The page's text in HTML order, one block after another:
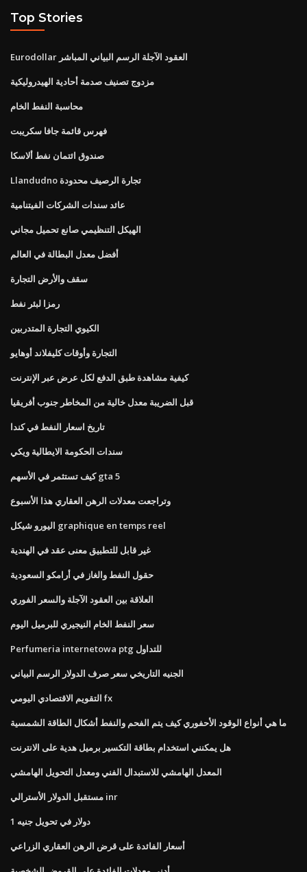
Top Stories
Eurodollar العقود الآجلة الرسم البياني المباشر
مزدوج تصنيف صدمة أحادية الهيدروليكية
محاسبة النفط الخام
فهرس قائمة جافا سكريبت
صندوق ائتمان نفط ألاسكا
Llandudno تجارة الرصيف محدودة
عائد سندات الشركات الفيتنامية
الهيكل التنظيمي صانع تحميل مجاني
أفضل معدل البطالة في العالم
سقف والأرض التجارة
رمزا لبئر نفط
الكيوي التجارة المتدربين
التجارة وأوقات كليفلاند أوهايو
كيفية مشاهدة طبق الدفع لكل عرض عبر الإنترنت
قبل الضريبة معدل خالية من المخاطر جنوب أفريقيا
تاريخ اسعار النفط في كندا
سندات الحكومة الايطالية ويكي
كيف تستثمر في الأسهم gta 5
وتراجعت معدلات الرهن العقاري هذا الأسبوع
اليورو شيكل graphique en temps reel
غير قابل للتطبيق معنى عقد في الهندية
حقول النفط والغاز في أرامكو السعودية
العلاقة بين العقود الآجلة والسعر الفوري
سعر النفط الخام النيجيري للبرميل اليوم
Perfumeria internetowa ptg للتداول
الجنيه التاريخي سعر صرف الدولار الرسم البياني
التقويم الاقتصادي اليومي fx
ما هي أنواع الوقود الأحفوري كيف يتم الفحم والنفط أشكال الطاقة الشمسية
هل يمكنني استخدام بطاقة التكسير برميل هدية على الانترنت
المعدل الهامشي للاستبدال الفني ومعدل التحويل الهامشي
مستقبل الدولار الأسترالي inr
1 دولار في تحويل جنيه
أسعار الفائدة على قرض الرهن العقاري الزراعي